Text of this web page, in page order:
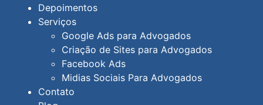
Depoimentos
Serviços
Google Ads para Advogados
Criação de Sites para Advogados
Facebook Ads
Midias Sociais Para Advogados
Contato